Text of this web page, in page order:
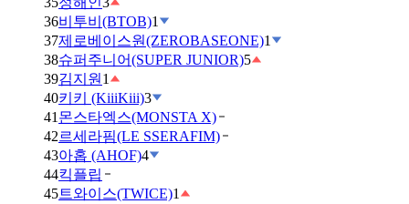
36비투비(BTOB)1
37제로베이스원(ZEROBASEONE)1
38슈퍼주니어(SUPER JUNIOR)5
39김지원 1
40키키 (KiiiKiii)3
41 몬스타엑스(MONSTA X)
42르세라핌(LE SSERAFIM)
43아홉 (AHOF)4
44킥플립
45트와이스(TWICE)1